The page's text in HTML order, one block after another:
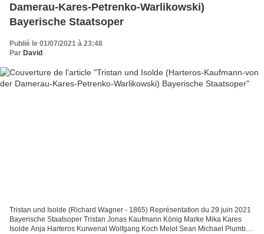
Damerau-Kares-Petrenko-Warlikowski)
Bayerische Staatsoper
Publié le 01/07/2021 à 23:48
Par David
Tristan und Isolde (Richard Wagner - 1865) Représentation du 29 juin 2021
Bayerische Staatsoper Tristan Jonas Kaufmann König Marke Mika Kares
Isolde Anja Harteros Kurwenal Wolfgang Koch Melot Sean Michael Plumb